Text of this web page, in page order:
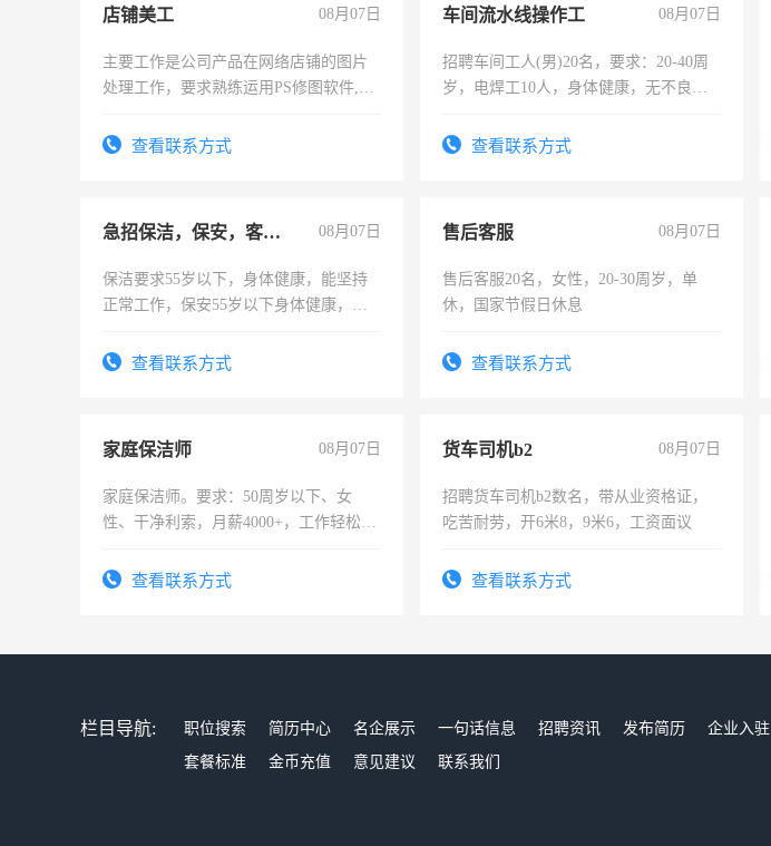
店铺美工 08月07日
主要工作是公司产品在网络店铺的图片
处理工作，要求熟练运用PS修图软件,工
查看联系方式
车间流水线操作工 08月07日
招聘车间工人(男)20名，要求：20-40周
岁，电焊工10人，身体健康，无不良嗜
宿，免费发放劳保用品，两班倒，每月
查看联系方式
急招保洁，保安，客服，工程 08月07日
保洁要求55岁以下，身体健康，能坚持
正常工作，保安55岁以下身体健康，有
录，客服要求45岁以下高中以上文化，
查看联系方式
售后客服 08月07日
售后客服20名，女性，20-30周岁，单
休，国家节假日休息
查看联系方式
家庭保洁师 08月07日
家庭保洁师。要求：50周岁以下、女
性、干净利索，月薪4000+，工作轻松，
太太等。查看联系方式
货车司机b2 08月07日
招聘货车司机b2数名，带从业资格证，
吃苦耐劳，开6米8，9米6，工资面议
查看联系方式
栏目导航: 职位搜索 简历中心 名企展示 一句话信息 招聘资讯 发布简历 企业入驻
套餐标准
金币充值 意见建议 联系我们